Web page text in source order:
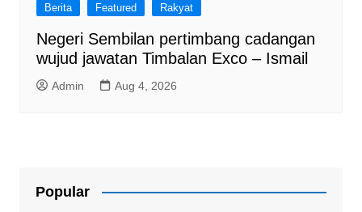
Berita Featured Rakyat
Negeri Sembilan pertimbang cadangan
wujud jawatan Timbalan Exco – Ismail
Admin Aug 4, 2026
Popular